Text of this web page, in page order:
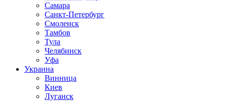
Самара
Санкт-Петербург
Смоленск
Тамбов
Тула
Челябинск
Уфа
Украина
Винница
Киев
Луганск